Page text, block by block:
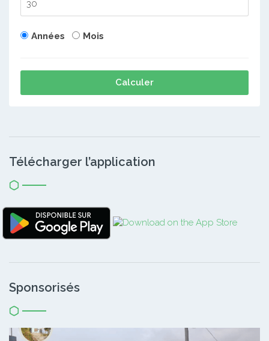
Années Mois
Calculer
Télécharger l’application
Sponsorisés